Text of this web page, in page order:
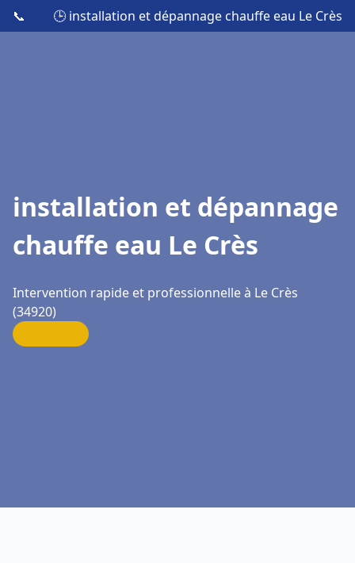
📞 🕒 installation et dépannage chauffe eau Le Crès
installation et dépannage
chauffe eau Le Crès
Intervention rapide et professionnelle à Le Crès
(34920)